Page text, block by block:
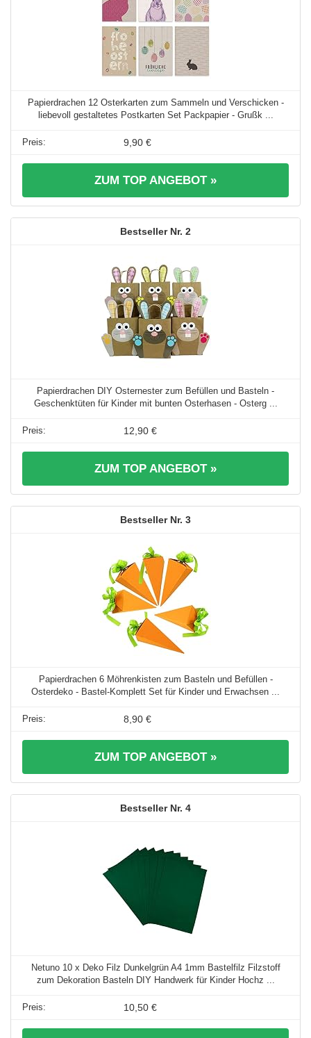
Papierdrachen 12 Osterkarten zum Sammeln und Verschicken -
liebevoll gestaltetes Postkarten Set Packpapier - Grußk ...
9,90 €
ZUM TOP ANGEBOT »
2
Papierdrachen DIY Osternester zum Befüllen und Basteln -
Geschenktüten für Kinder mit bunten Osterhasen - Osterg ...
12,90 €
ZUM TOP ANGEBOT »
3
Papierdrachen 6 Möhrenkisten zum Basteln und Befüllen -
Osterdeko - Bastel-Komplett Set für Kinder und Erwachsen ...
8,90 €
ZUM TOP ANGEBOT »
4
Netuno 10 x Deko Filz Dunkelgrün A4 1mm Bastelfilz Filzstoff
zum Dekoration Basteln DIY Handwerk für Kinder Hochz ...
10,50 €